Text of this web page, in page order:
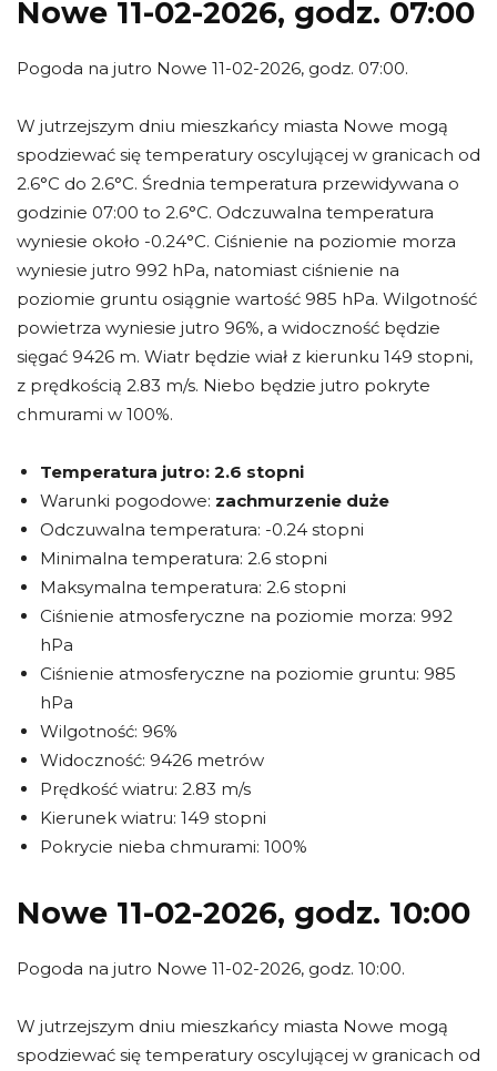
Nowe 11-02-2026, godz. 07:00
Pogoda na jutro Nowe 11-02-2026, godz. 07:00.
W jutrzejszym dniu mieszkańcy miasta Nowe mogą
spodziewać się temperatury oscylującej w granicach od
2.6°C do 2.6°C. Średnia temperatura przewidywana o
godzinie 07:00 to 2.6°C. Odczuwalna temperatura
wyniesie około -0.24°C. Ciśnienie na poziomie morza
wyniesie jutro 992 hPa, natomiast ciśnienie na
poziomie gruntu osiągnie wartość 985 hPa. Wilgotność
powietrza wyniesie jutro 96%, a widoczność będzie
sięgać 9426 m. Wiatr będzie wiał z kierunku 149 stopni,
z prędkością 2.83 m/s. Niebo będzie jutro pokryte
chmurami w 100%.
Temperatura jutro: 2.6 stopni
Warunki pogodowe: zachmurzenie duże
Odczuwalna temperatura: -0.24 stopni
Minimalna temperatura: 2.6 stopni
Maksymalna temperatura: 2.6 stopni
Ciśnienie atmosferyczne na poziomie morza: 992
hPa
Ciśnienie atmosferyczne na poziomie gruntu: 985
hPa
Wilgotność: 96%
Widoczność: 9426 metrów
Prędkość wiatru: 2.83 m/s
Kierunek wiatru: 149 stopni
Pokrycie nieba chmurami: 100%
Nowe 11-02-2026, godz. 10:00
Pogoda na jutro Nowe 11-02-2026, godz. 10:00.
W jutrzejszym dniu mieszkańcy miasta Nowe mogą
spodziewać się temperatury oscylującej w granicach od